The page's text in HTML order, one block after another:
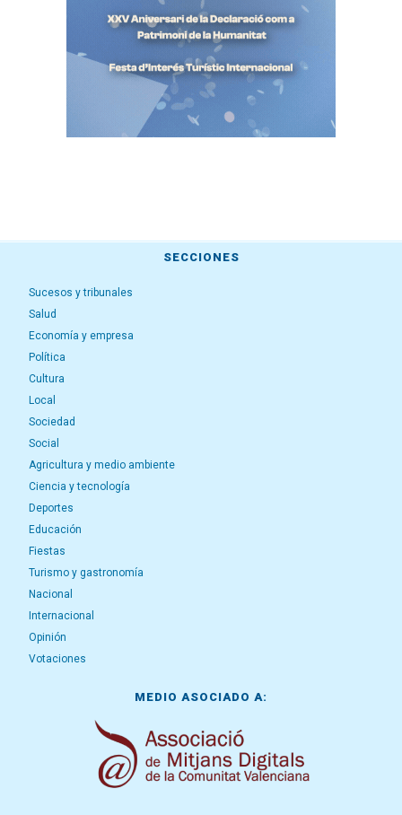
SECCIONES
Sucesos y tribunales
Salud
Economía y empresa
Política
Cultura
Local
Sociedad
Social
Agricultura y medio ambiente
Ciencia y tecnología
Deportes
Educación
Fiestas
Turismo y gastronomía
Nacional
Internacional
Opinión
Votaciones
MEDIO ASOCIADO A: